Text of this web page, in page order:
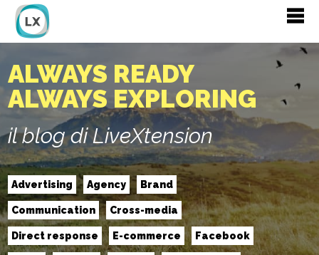
ALWAYS READY
ALWAYS EXPLORING
il blog di LiveXtension
Advertising Agency Brand
Communication Cross-media
Direct response E-commerce Facebook